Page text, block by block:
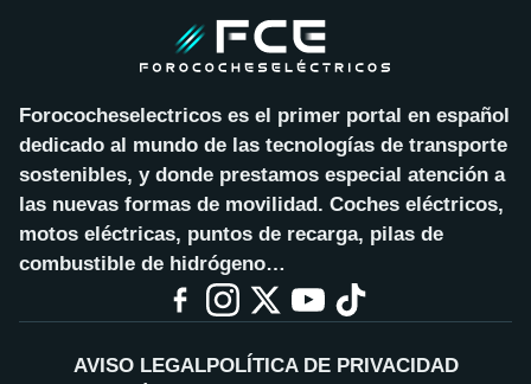
Forococheselectricos es el primer portal en español
dedicado al mundo de las tecnologías de transporte
sostenibles, y donde prestamos especial atención a
las nuevas formas de movilidad. Coches eléctricos,
motos eléctricas, puntos de recarga, pilas de
combustible de hidrógeno…
AVISO LEGALPOLÍTICA DE PRIVACIDAD